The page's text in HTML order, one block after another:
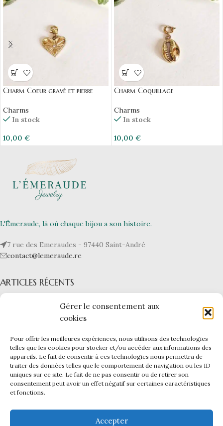
Gérer le consentement aux
cookies
Pour offrir les meilleures expériences, nous utilisons des technologies
telles que les cookies pour stocker et/ou accéder aux informations des
appareils. Le fait de consentir à ces technologies nous permettra de
traiter des données telles que le comportement de navigation ou les ID
uniques sur ce site. Le fait de ne pas consentir ou de retirer son
consentement peut avoir un effet négatif sur certaines caractéristiques
et fonctions.
Accepter
Charm Coeur gravé et pierre
Charms
In stock
10,00 €
Charm Coquillage
Charms
In stock
10,00 €
L'Émeraude, là où chaque bijou a son histoire.
7 rue des Emeraudes - 97440 Saint-André
contact@lemeraude.re
ARTICLES RÉCENTS
LIENS UTILES
L'ÉMERAUDE|Mentions légales -CGV -CGU -Confidentialité -
Cookies
Ce site a été financé par l’Union Européenne dans le cadre du
programme FEDER-FSE+ Réunion dont l’Autorité de gestion est la
FEDER.